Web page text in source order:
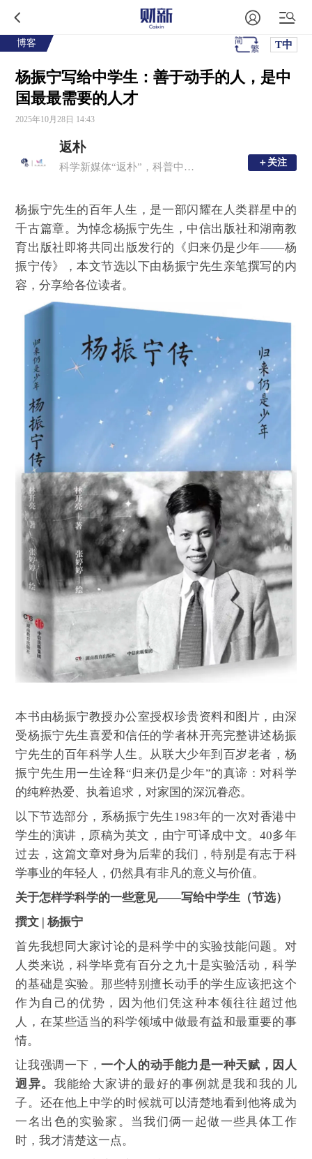
博客 T中
杨振宁写给中学生：善于动手的人，是中
国最最需要的人才
2025年10月28日 14:43
返朴
科学新媒体“返朴”，科普中国子品牌，倡导“溯源守拙，问学求新”。 ＋关注
＋关注
杨振宁先生的百年人生，是一部闪耀在人类群星中的
千古篇章。为悼念杨振宁先生，中信出版社和湖南教
育出版社即将共同出版发行的《归来仍是少年——杨
振宁传》，本文节选以下由杨振宁先生亲笔撰写的内
容，分享给各位读者。
本书由杨振宁教授办公室授权珍贵资料和图片，由深
受杨振宁先生喜爱和信任的学者林开亮完整讲述杨振
宁先生的百年科学人生。从联大少年到百岁老者，杨
振宁先生用一生诠释“归来仍是少年”的真谛：对科学
的纯粹热爱、执着追求，对家国的深沉眷恋。
以下节选部分，系杨振宁先生1983年的一次对香港中
学生的演讲，原稿为英文，由宁可译成中文。40多年
过去，这篇文章对身为后辈的我们，特别是有志于科
学事业的年轻人，仍然具有非凡的意义与价值。
关于怎样学科学的一些意见——写给中学生（节选）
撰文 | 杨振宁
首先我想同大家讨论的是科学中的实验技能问题。对
人类来说，科学毕竟有百分之九十是实验活动，科学
的基础是实验。那些特别擅长动手的学生应该把这个
作为自己的优势，因为他们凭这种本领往往超过他
人，在某些适当的科学领域中做最有益和最重要的事
情。
让我强调一下，一个人的动手能力是一种天赋，因人
迥异。 我能给大家讲的最好的事例就是我和我的儿
子。还在他上中学的时候就可以清楚地看到他将成为
一名出色的实验家。当我们俩一起做一些具体工作
时，我才清楚这一点。